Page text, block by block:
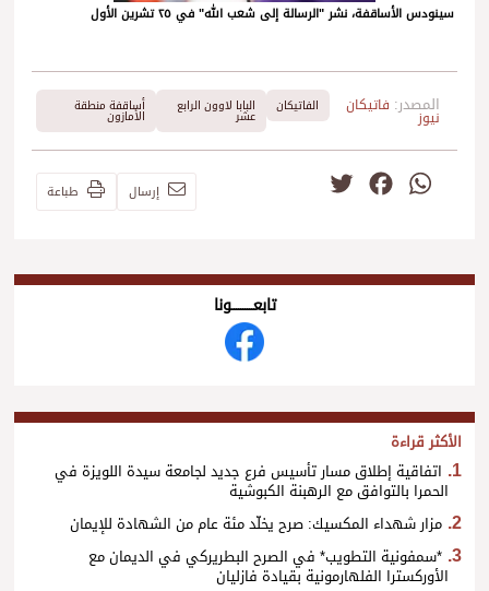
سينودس الأساقفة، نشر "الرسالة إلى شعب الله" في ٢٥ تشرين الأول
المصدر: فاتيكان
نيوز
الفاتيكان البابا لاوون الرابع
عشر
أساقفة منطقة
الأمازون
WhatsApp
Facebook إرسال طباعة
تابعــــــــــونا
الأكثر قراءة
اتفاقية إطلاق مسار تأسيس فرع جديد لجامعة سيدة اللويزة في
الحمرا بالتوافق مع الرهبنة الكبوشية
مزار شهداء المكسيك: صرح يخلّد مئة عام من الشهادة للإيمان
*سمفونية التطويب* في الصرح البطريركي في الديمان مع
الأوركسترا الفلهارمونية بقيادة فازليان